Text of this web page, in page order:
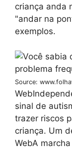
criança anda
"andar na
exemplos.
Source:
sinal de
trazer riscos
criança. Um
WebA